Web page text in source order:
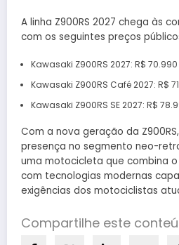
A linha Z900RS 2027 chega às
com os seguintes preços
Kawasaki Z900RS 2027: R$
Kawasaki Z900RS Café 2027: R$
Kawasaki Z900RS SE 2027: R$
Com a nova geração da
presença no segmento neo-
uma motocicleta que combina o
com tecnologias modernas
exigências dos motociclistas
Compartilhe este